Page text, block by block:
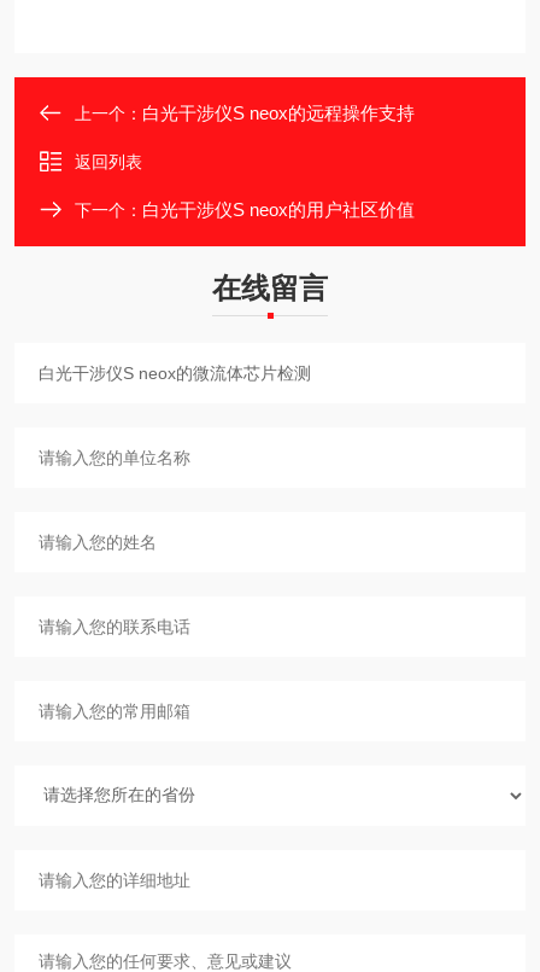
上一个： 白光干涉仪S neox的远程操作支持
返回列表
下一个： 白光干涉仪S neox的用户社区价值
在线留言